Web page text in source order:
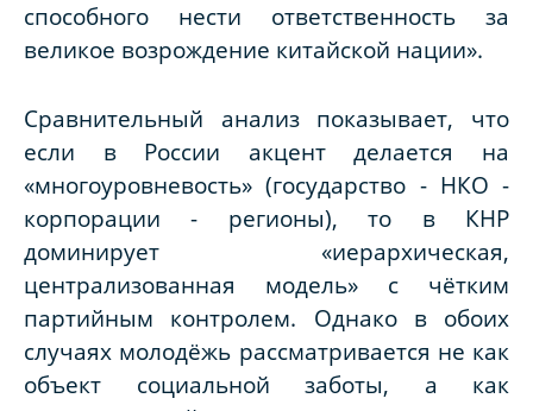
способного нести ответственность за
великое возрождение китайской нации».
Сравнительный анализ показывает, что
если в России акцент делается на
«многоуровневость» (государство - НКО -
корпорации - регионы), то в КНР
доминирует «иерархическая,
централизованная модель» с чётким
партийным контролем. Однако в обоих
случаях молодёжь рассматривается не как
объект социальной заботы, а как